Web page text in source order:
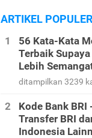
ARTIKEL POPULER
56 Kata-Kata
Terbaik
Lebih
ditampilkan 3239
Kode Bank BRI
Transfer BRI
Indonesia